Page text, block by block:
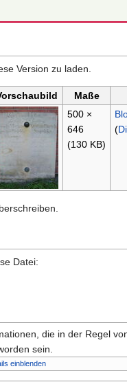
Version zu laden.
Maße
500 ×
646
(130 KB)
(
Datei:
die in der Regel
sein.
einblenden